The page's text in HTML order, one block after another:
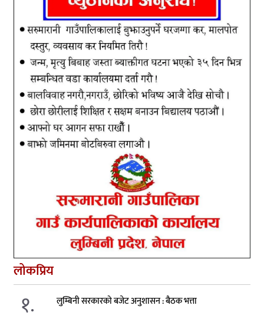
लोकप्रिय
१. लुम्बिनी सरकारको बजेट अनुशासन : बैठक भत्ता